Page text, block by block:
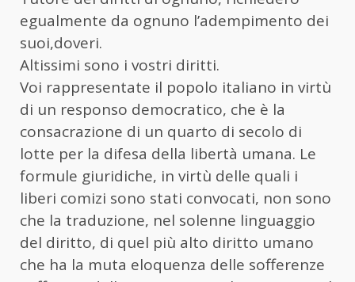
egualmente da ognuno l’adempimento dei
suoi,doveri.
Altissimi sono i vostri diritti.
Voi rappresentate il popolo italiano in virtù
di un responso democratico, che è la
consacrazione di un quarto di secolo di
lotte per la difesa della libertà umana. Le
formule giuridiche, in virtù delle quali i
liberi comizi sono stati convocati, non sono
che la traduzione, nel solenne linguaggio
del diritto, di quel più alto diritto umano
che ha la muta eloquenza delle sofferenze